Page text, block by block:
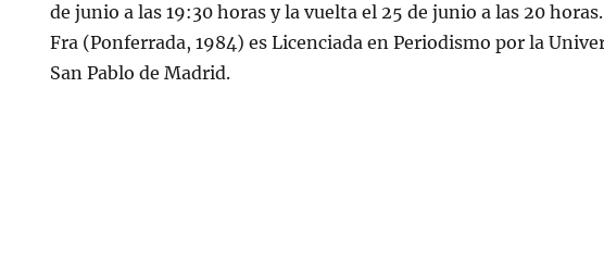
de junio a las 19:30 horas y la vuelta el 25 de junio a las 20
Fra (Ponferrada, 1984) es Licenciada en Periodismo por la
San Pablo de Madrid.